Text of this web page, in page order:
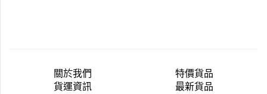
關於我們
貨運資訊
特價貨品
最新貨品